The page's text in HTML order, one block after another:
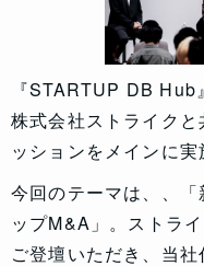
『STARTUP DB Hub
株式会社ストライク
ッションをメインに実
今回のテーマは、、
ップM&A」。ストラ
ご登壇いただき、当